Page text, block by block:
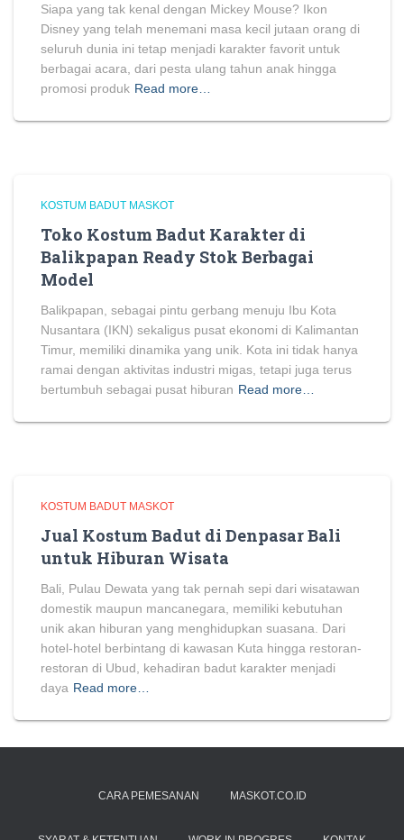
Siapa yang tak kenal dengan Mickey Mouse? Ikon
Disney yang telah menemani masa kecil jutaan orang di
seluruh dunia ini tetap menjadi karakter favorit untuk
berbagai acara, dari pesta ulang tahun anak hingga
promosi produk Read more…
KOSTUM BADUT MASKOT
Toko Kostum Badut Karakter di
Balikpapan Ready Stok Berbagai
Model
Balikpapan, sebagai pintu gerbang menuju Ibu Kota
Nusantara (IKN) sekaligus pusat ekonomi di Kalimantan
Timur, memiliki dinamika yang unik. Kota ini tidak hanya
ramai dengan aktivitas industri migas, tetapi juga terus
bertumbuh sebagai pusat hiburan Read more…
KOSTUM BADUT MASKOT
Jual Kostum Badut di Denpasar Bali
untuk Hiburan Wisata
Bali, Pulau Dewata yang tak pernah sepi dari wisatawan
domestik maupun mancanegara, memiliki kebutuhan
unik akan hiburan yang menghidupkan suasana. Dari
hotel-hotel berbintang di kawasan Kuta hingga restoran-
restoran di Ubud, kehadiran badut karakter menjadi
daya Read more…
CARA PEMESANAN MASKOT.CO.ID